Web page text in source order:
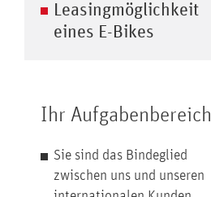
Leasingmöglichkeit
eines E-Bikes
Ihr Aufgabenbereich
Sie sind das Bindeglied
zwischen uns und unseren